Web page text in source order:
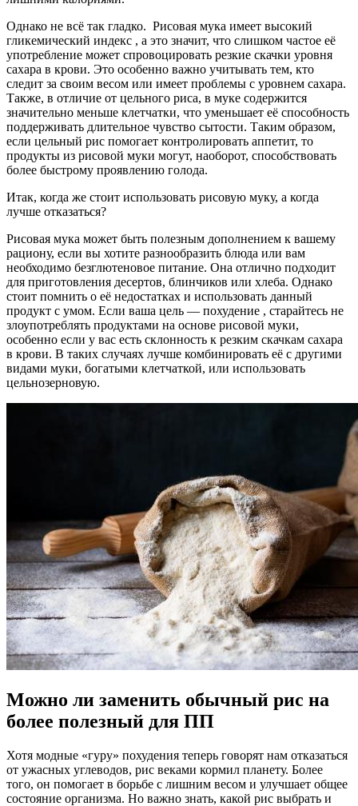
Однако не всё так гладко. Рисовая мука имеет высокий
гликемический индекс , а это значит, что слишком частое её
употребление может спровоцировать резкие скачки уровня
сахара в крови. Это особенно важно учитывать тем, кто
следит за своим весом или имеет проблемы с уровнем сахара.
Также, в отличие от цельного риса, в муке содержится
значительно меньше клетчатки, что уменьшает её способность
поддерживать длительное чувство сытости. Таким образом,
если цельный рис помогает контролировать аппетит, то
продукты из рисовой муки могут, наоборот, способствовать
более быстрому проявлению голода.
Итак, когда же стоит использовать рисовую муку, а когда
лучше отказаться?
Рисовая мука может быть полезным дополнением к вашему
рациону, если вы хотите разнообразить блюда или вам
необходимо безглютеновое питание. Она отлично подходит
для приготовления десертов, блинчиков или хлеба. Однако
стоит помнить о её недостатках и использовать данный
продукт с умом. Если ваша цель — похудение , старайтесь не
злоупотреблять продуктами на основе рисовой муки,
особенно если у вас есть склонность к резким скачкам сахара
в крови. В таких случаях лучше комбинировать её с другими
видами муки, богатыми клетчаткой, или использовать
цельнозерновую.
Можно ли заменить обычный рис на
более полезный для ПП
Хотя модные «гуру» похудения теперь говорят нам отказаться
от ужасных углеводов, рис веками кормил планету. Более
того, он помогает в борьбе с лишним весом и улучшает общее
состояние организма. Но важно знать, какой рис выбрать и